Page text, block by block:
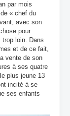
par mois
« chef du
avec son
pour
loin. Dans
et de ce fait,
vente de son
à ses quatre
plus jeune 13
incité à se
ses enfants